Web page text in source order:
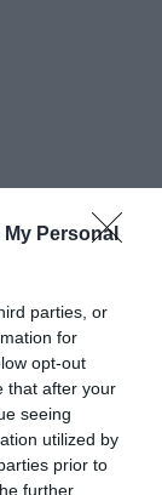
My Personal
parties, or
for
opt-out
that after your
seeing
utilized by
prior to
further